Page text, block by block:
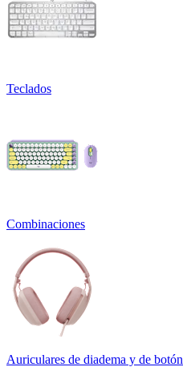
Teclados
Combinaciones
Auriculares de diadema y de botón